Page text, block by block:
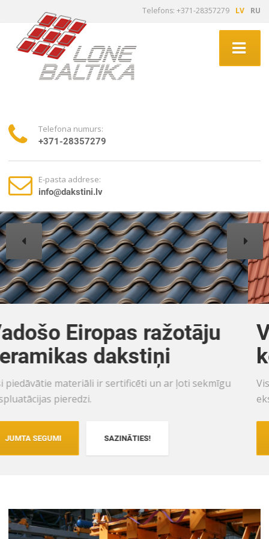
Telefons: +371-28357279 LV RU
Telefona numurs:
+371-28357279
E-pasta addrese:
info@dakstini.lv
Vadošo Eiropas ražotāju
keramikas dakstiņi
Visi piedāvātie materiāli ir sertificēti un ar ļoti sekmīgu
ekspluatācijas pieredzi.
JUMTA SEGUMI SAZINĀTIES!